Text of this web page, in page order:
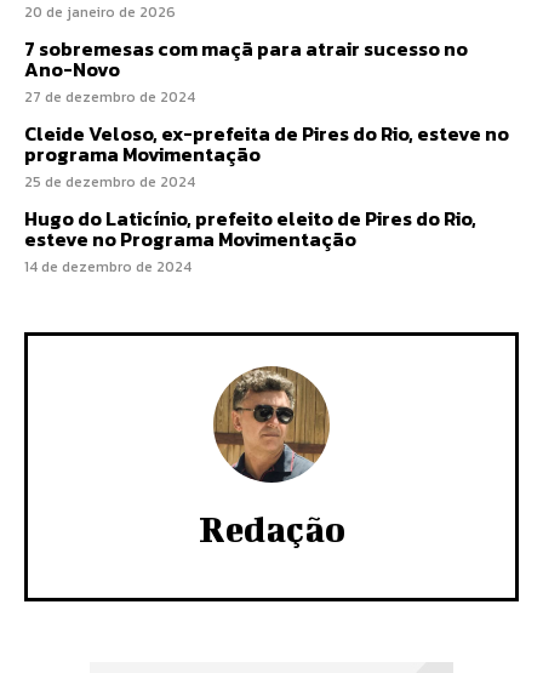
20 de janeiro de 2026
7 sobremesas com maçã para atrair sucesso no
Ano-Novo
27 de dezembro de 2024
Cleide Veloso, ex-prefeita de Pires do Rio, esteve no
programa Movimentação
25 de dezembro de 2024
Hugo do Laticínio, prefeito eleito de Pires do Rio,
esteve no Programa Movimentação
14 de dezembro de 2024
Redação